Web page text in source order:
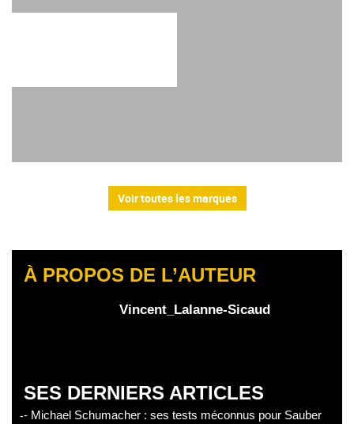
Voir toutes les marques
À PROPOS DE L’AUTEUR
Vincent_Lalanne-Sicaud
SES DERNIERS ARTICLES
- Michael Schumacher : ses tests méconnus pour Sauber